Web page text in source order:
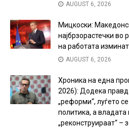
AUGUST 6, 2026
Мицкоски:
најбрзорастечки во
на работата
AUGUST 6, 2026
Хроника на една
2026): Додека
„реформи“, луѓето
политика, а владата
„реконструираат“ –